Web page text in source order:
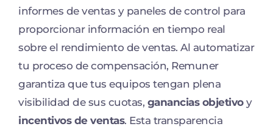
informes de ventas y paneles de control para
proporcionar información en tiempo real
sobre el rendimiento de ventas. Al automatizar
tu proceso de compensación, Remuner
garantiza que tus equipos tengan plena
visibilidad de sus cuotas, ganancias objetivoy
incentivos de ventas. Esta transparencia